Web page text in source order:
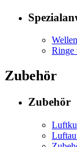
Ringe
Zubehör
Zubehör